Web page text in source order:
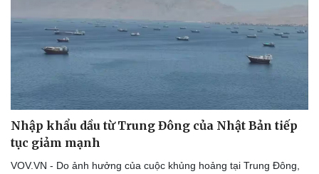
Nhập khẩu dầu từ Trung Đông của Nhật Bản tiếp
tục giảm mạnh
VOV.VN - Do ảnh hưởng của cuộc khủng hoảng tại Trung Đông,